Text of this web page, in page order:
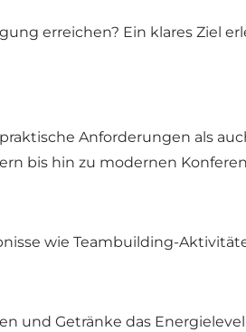
erreichen? Ein klares Ziel
Anforderungen als
bis hin zu modernen
wie Teambuilding-
und Getränke das